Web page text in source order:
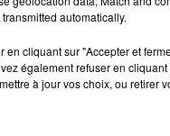
» INVESTIT LES
3...
succès l'été dernier, le
Rêve du gladiateur »
automatically.
en cliquant sur "Accepter et
également refuser en
à jour vos choix, ou retirer